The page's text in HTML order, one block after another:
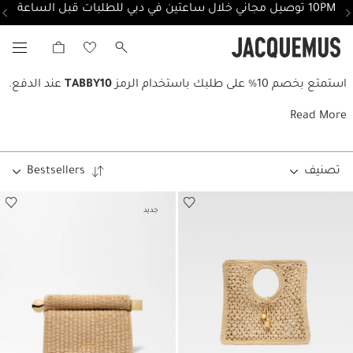
10PM توصيل مجاني خلال ساعتين في دبي للطلبات قبل الساعة
Tabby Promotions
استمتع بخصم 10% على طلبك باستخدام الرمز TABBY10 عند الدفع.
Read More
تصنيف Bestsellers
جديد